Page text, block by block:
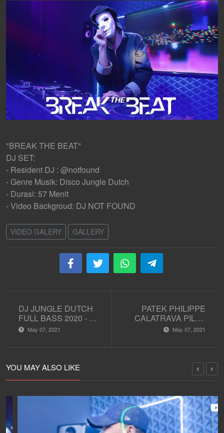
"BREAK THE BEAT"
DJ SET:
- Resident DJ : @notfound
- Genre Musik: Disco Jungle Dutch
- Durasi: 57 Menit
- Video Backgroud: DJ NOT FOUND
VIDEO GALERY GALLERY
DJ JUNGLE DUTCH
FULL BASS 2020 - DJ
GoPUBLIC - Studio 2
May 07, 2021
PATEK PHILIPPE
CALATRAVA PILOT
TRAVEL TIME 5524G
May 07, 2021
YOU MAY ALSO LIKE